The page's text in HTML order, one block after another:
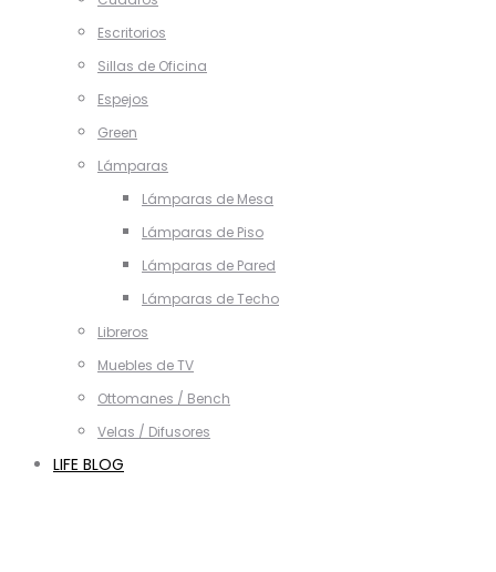
Escritorios
Sillas de Oficina
Espejos
Green
Lámparas
Lámparas de Mesa
Lámparas de Piso
Lámparas de Pared
Lámparas de Techo
Libreros
Muebles de TV
Ottomanes / Bench
Velas / Difusores
LIFE BLOG